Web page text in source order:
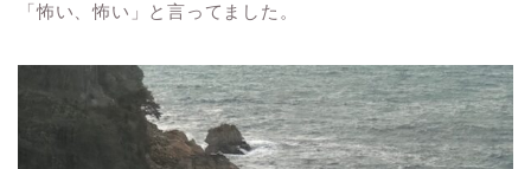
「怖い、怖い」と言ってました。